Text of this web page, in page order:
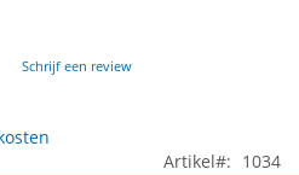
Schrijf een review
Artikel
1034